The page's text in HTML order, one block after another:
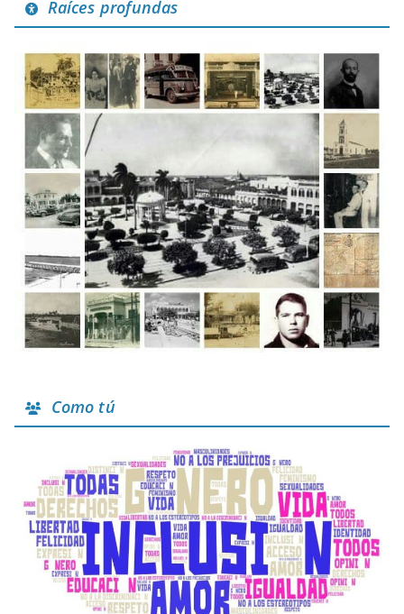
Raíces profundas
Como tú